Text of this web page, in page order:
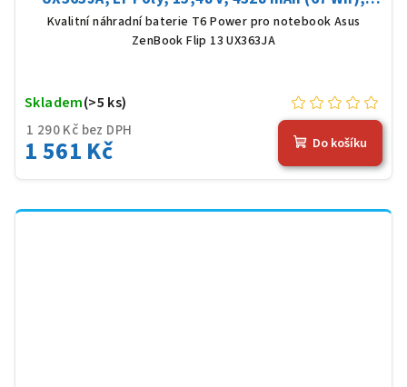
černá
Kvalitní náhradní baterie T6 Power pro notebook Asus
ZenBook Flip 13 UX363JA
1 290 Kč bez DPH
1 561 Kč
Skladem(>5 ks)
Do košíku